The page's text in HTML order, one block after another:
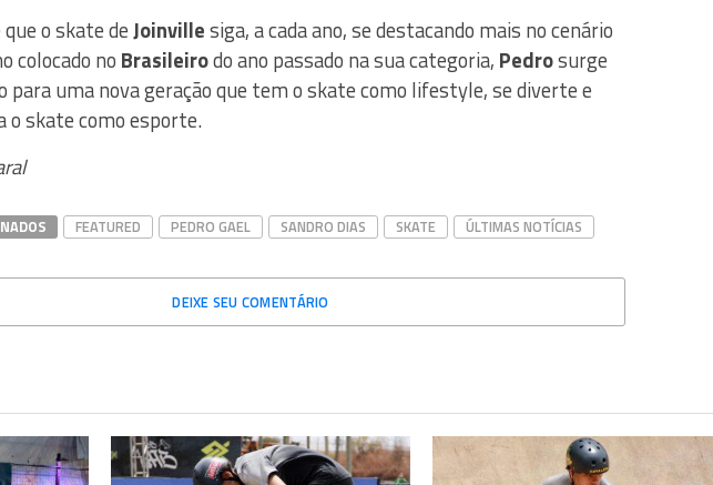
o skate deJoinvillesiga, a cada ano, se destacando mais no cenário
colocado no Brasileirodo ano passado na sua categoria, Pedrosurge
para uma nova geração que tem o skate como lifestyle, se diverte e
o skate como esporte.
FEATURED PEDRO GAEL SANDRO DIAS SKATE ÚLTIMAS NOTÍCIAS
DEIXE SEU COMENTÁRIO